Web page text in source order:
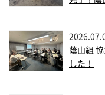
蔭山組
した！